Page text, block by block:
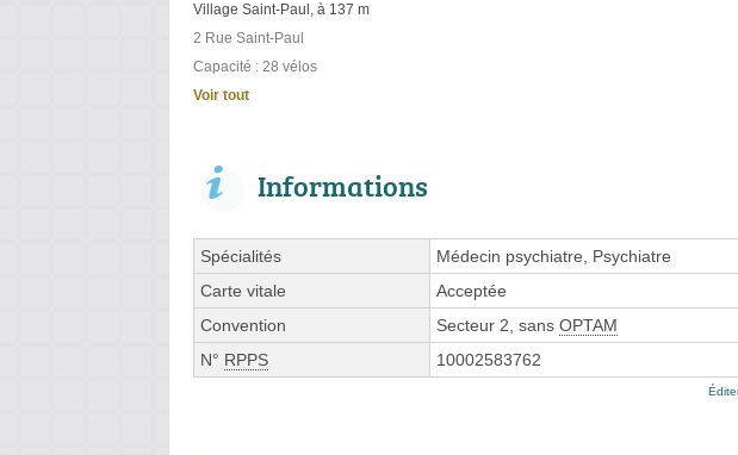
Village Saint-Paul, à 137 m
2 Rue Saint-Paul
Capacité : 28 vélos
Voir tout
Informations
Spécialités
Médecin psychiatre, Psychiatre
Carte vitale
Acceptée
Convention
Secteur 2, sans OPTAM
N° RPPS 10002583762